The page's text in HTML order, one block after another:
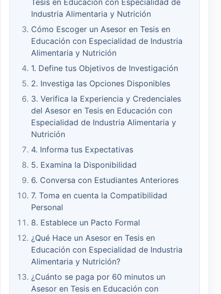
Tesis en Educación con Especialidad de
Industria Alimentaria y Nutrición
Cómo Escoger un Asesor en Tesis en
Educación con Especialidad de Industria
Alimentaria y Nutrición
1. Define tus Objetivos de Investigación
2. Investiga las Opciones Disponibles
3. Verifica la Experiencia y Credenciales
del Asesor en Tesis en Educación con
Especialidad de Industria Alimentaria y
Nutrición
4. Informa tus Expectativas
5. Examina la Disponibilidad
6. Conversa con Estudiantes Anteriores
7. Toma en cuenta la Compatibilidad
Personal
8. Establece un Pacto Formal
¿Qué Hace un Asesor en Tesis en
Educación con Especialidad de Industria
Alimentaria y Nutrición?
¿Cuánto se paga por 60 minutos un
Asesor en Tesis en Educación con